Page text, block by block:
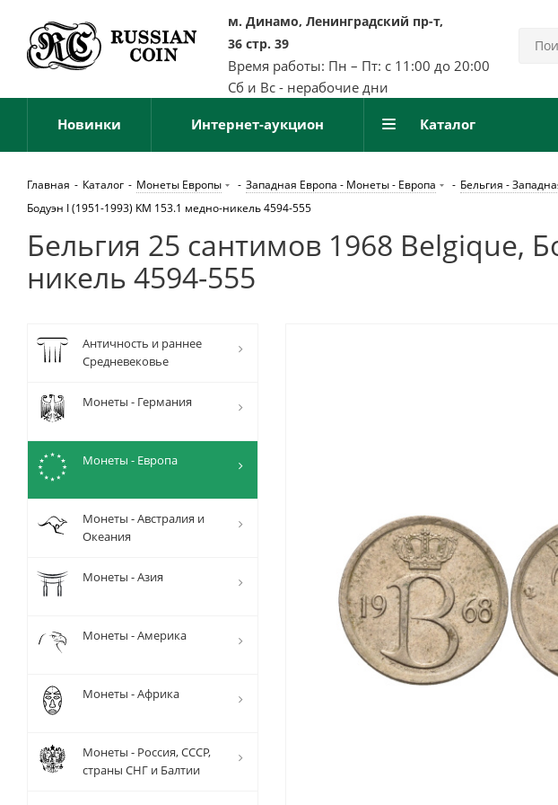
м. Динамо, Ленинградский пр-т,
36 стр. 39
Время работы: Пн – Пт: с 11:00 до 20:00
Сб и Вс - нерабочие дни
Новинки Интернет-аукцион Каталог
Главная - Каталог - Монеты Европы - Западная Европа - Монеты - Европа - Бельгия -
Бодуэн I (1951-1993) KM 153.1 медно-никель 4594-555
Бельгия 25 сантимов 1968 Belgique,
никель 4594-555
Античность и раннее
Средневековье
Монеты - Германия
Монеты - Европа
Монеты - Австралия и
Океания
Монеты - Азия
Монеты - Америка
Монеты - Африка
Монеты - Россия, СССР,
страны СНГ и Балтии